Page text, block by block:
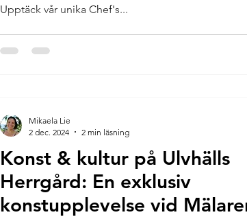
Upptäck vår unika Chef's...
Konst & kultur på Ulvhälls
Herrgård: En exklusiv
konstupplevelse vid
Mikaela Lie
2 dec. 2024
2 min läsning